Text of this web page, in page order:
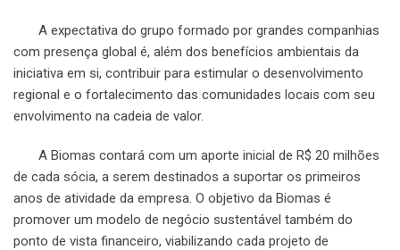
A expectativa do grupo formado por grandes companhias
com presença global é, além dos benefícios ambientais da
iniciativa em si, contribuir para estimular o desenvolvimento
regional e o fortalecimento das comunidades locais com seu
envolvimento na cadeia de valor.
A Biomas contará com um aporte inicial de R$ 20 milhões
de cada sócia, a serem destinados a suportar os primeiros
anos de atividade da empresa. O objetivo da Biomas é
promover um modelo de negócio sustentável também do
ponto de vista financeiro, viabilizando cada projeto de